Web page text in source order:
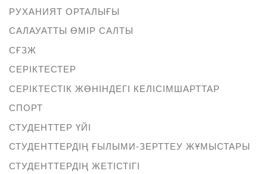
РУХАНИЯТ ОРТАЛЫҒЫ
САЛАУАТТЫ ӨМІР САЛТЫ
СҒЗЖ
СЕРІКТЕСТЕР
СЕРІКТЕСТІК ЖӨНІНДЕГІ КЕЛІСІМШАРТТАР
СПОРТ
СТУДЕНТТЕР ҮЙІ
СТУДЕНТТЕРДІҢ ҒЫЛЫМИ-ЗЕРТТЕУ ЖҰМЫСТАРЫ
СТУДЕНТТЕРДІҢ ЖЕТІСТІГІ